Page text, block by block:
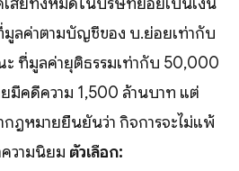
ลค่าตามบัญชีของ บ.ย่อยเท่ากับ
ที่มูลค่ายุติธรรมเท่ากับ 50,000
คดีความ 1,500 ล้านบาท แต่
ฎหมายยืนยันว่า กิจการจะไม่แพ้
วามนิยม ตัวเลือก: